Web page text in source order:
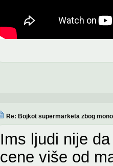
Re: Bojkot supermarketa zbog
Ims ljudi nije
cene više od